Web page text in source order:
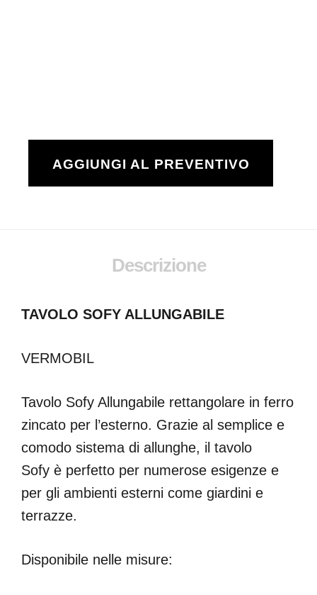
AGGIUNGI AL PREVENTIVO
Descrizione
TAVOLO SOFY ALLUNGABILE
VERMOBIL
Tavolo Sofy Allungabile rettangolare in ferro
zincato per l’esterno. Grazie al semplice e
comodo sistema di allunghe, il tavolo
Sofy è perfetto per numerose esigenze e
per gli ambienti esterni come giardini e
terrazze.
Disponibile nelle misure: